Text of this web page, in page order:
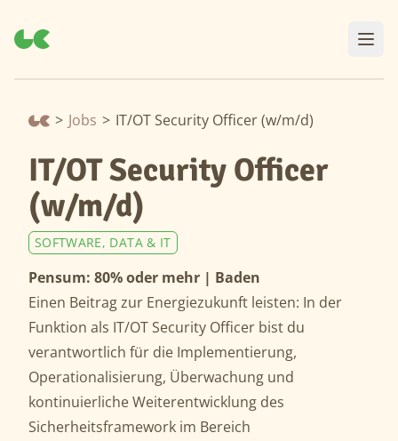
> Jobs > IT/OT Security Officer (w/m/d)
IT/OT Security Officer
(w/m/d)
SOFTWARE, DATA & IT
Pensum: 80% oder mehr | Baden
Einen Beitrag zur Energiezukunft leisten: In der
Funktion als IT/OT Security Officer bist du
verantwortlich für die Implementierung,
Operationalisierung, Überwachung und
kontinuierliche Weiterentwicklung des
Sicherheitsframework im Bereich